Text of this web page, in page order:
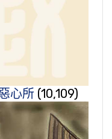
心所 (10,109)